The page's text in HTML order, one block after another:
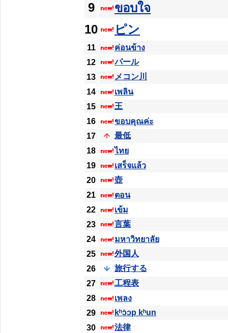
9
ขอบใจ
10
ピン
11
ค่อนข้าง
12
パール
13
メコン川
14
เพลิน
15
王
16
ขอบคุณค่ะ
17
最低
18
ไทย
19
เสร็จแล้ว
20
壺
21
ตอน
22
เข้ม
23
言葉
24
มหาวิทยาลัย
25
外国人
26
旅行する
27
工程表
28
เพลง
29
kʰɔ̀ɔp kʰun
30
法律